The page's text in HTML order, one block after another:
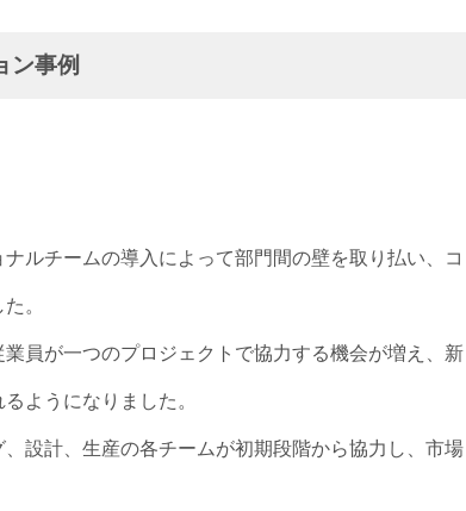
ン事例
ルチームの導入によって部門間の壁を取り払い、コ
。
員が一つのプロジェクトで協力する機会が増え、新
ようになりました。
設計、生産の各チームが初期段階から協力し、市場